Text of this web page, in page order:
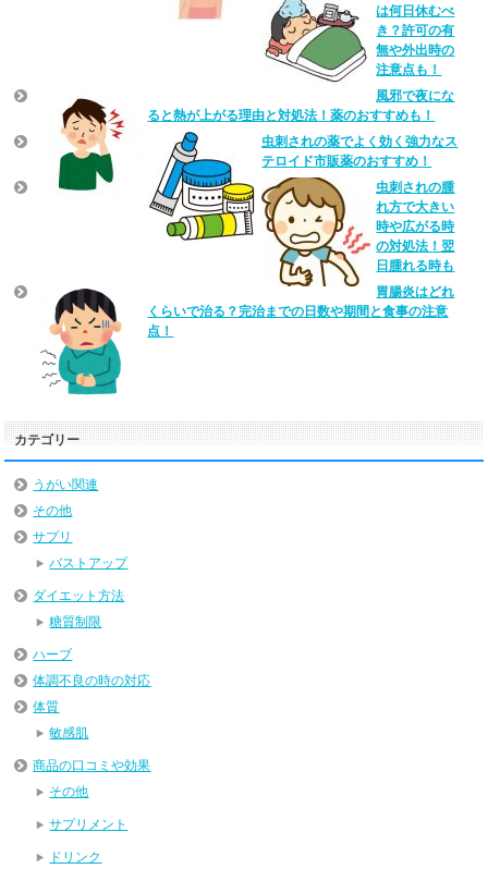
は何日休むべ
き？許可の有
無や外出時の
注意点も！
風邪で夜にな
ると熱が上がる理由と対処法！薬のおすすめも！
虫刺されの薬でよく効く強力なス
テロイド市販薬のおすすめ！
虫刺されの腫
れ方で大きい
時や広がる時
の対処法！翌
日腫れる時も
胃腸炎はどれ
くらいで治る？完治までの日数や期間と食事の注意
点！
カテゴリー
うがい関連
その他
サプリ
バストアップ
ダイエット方法
糖質制限
ハーブ
体調不良の時の対応
体質
敏感肌
商品の口コミや効果
その他
サプリメント
ドリンク